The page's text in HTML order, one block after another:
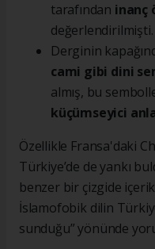
tarafından inanç
değerlendirilmişti.
Derginin
cami gibi dini
almış, bu
küçümseyici
Özellikle Fransa'daki
Türkiye’de de yankı
benzer bir çizgide
İslamofobik dilin
sunduğu” yönünde